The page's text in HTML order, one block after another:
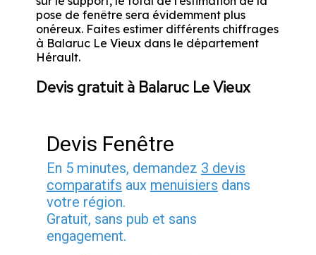
pose de fenêtre sera évidemment plus
onéreux. Faites estimer différents chiffrages
à Balaruc Le Vieux dans le département
Hérault.
Devis gratuit à Balaruc Le Vieux
Devis Fenêtre
En 5 minutes, demandez 3 devis
comparatifs aux menuisiers dans
votre région.
Gratuit, sans pub et sans
engagement.